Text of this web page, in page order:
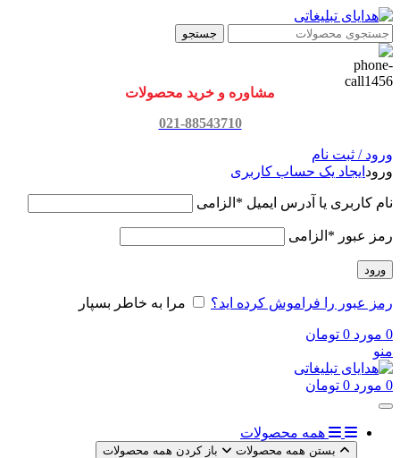
جستجو
مشاوره و خرید محصولات
021-88543710
ورود / ثبت نام
ورود ایجاد یک حساب کاربری
نام کاربری یا آدرس ایمیل * الزامی
رمز عبور * الزامی
ورود
رمز عبور را فراموش کرده اید؟ مرا به خاطر بسپار
0 مورد 0 تومان
منو
0 مورد 0 تومان
همه محصولات
بستن همه محصولات باز کردن همه محصولات